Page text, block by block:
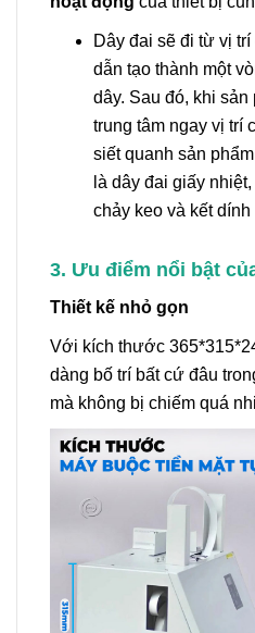
Dây đai sẽ đi từ vị
dẫn tạo thành một
dây. Sau đó, khi
trung tâm ngay vị trí
siết quanh sản
là dây đai giấy
chảy keo và kết dính
3. Ưu điểm nổi bật
Thiết kế nhỏ gọn
Với kích thước
dàng bố trí bất cứ đâu
mà không bị chiếm quá